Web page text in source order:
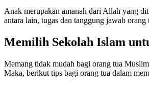
Anak merupakan amanah dari Allah yang
antara lain, tugas dan tanggung jawab
Memilih Sekolah Islam
Memang tidak mudah bagi orang tua
Maka, berikut tips bagi orang tua dalam